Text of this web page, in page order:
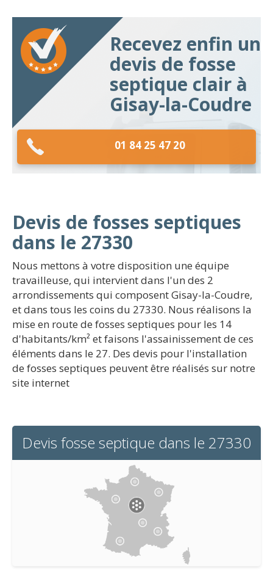
Recevez enfin un
devis de fosse
septique clair à
Gisay-la-Coudre
01 84 25 47 20
Devis de fosses septiques
dans le 27330
Nous mettons à votre disposition une équipe
travailleuse, qui intervient dans l'un des 2
arrondissements qui composent Gisay-la-Coudre,
et dans tous les coins du 27330. Nous réalisons la
mise en route de fosses septiques pour les 14
d'habitants/km² et faisons l'assainissement de ces
éléments dans le 27. Des devis pour l'installation
de fosses septiques peuvent être réalisés sur notre
site internet
Devis fosse septique dans le 27330